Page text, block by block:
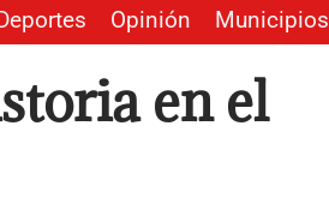
Deportes Opinión Municipios
en el